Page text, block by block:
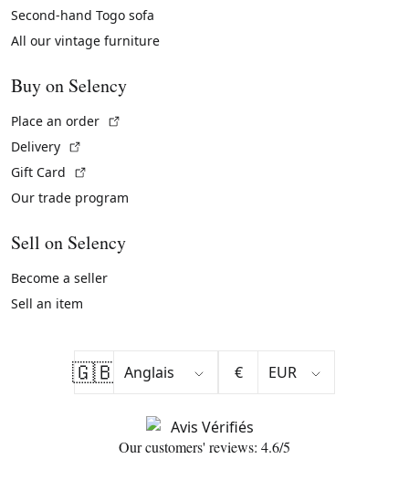
Second-hand Togo sofa
All our vintage furniture
Buy on Selency
Place an order
Delivery
Gift Card
Our trade program
Sell on Selency
Become a seller
Sell an item
🇬🇧 €
Our customers' reviews: 4.6/5